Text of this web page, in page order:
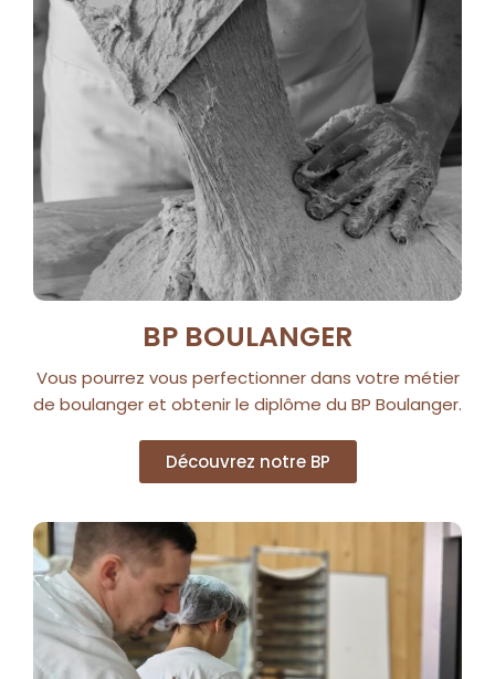
BP BOULANGER
Vous pourrez vous perfectionner dans votre métier
de boulanger et obtenir le diplôme du BP Boulanger.
Découvrez notre BP